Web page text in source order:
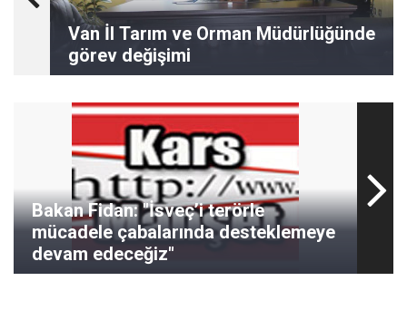
Van İl Tarım ve Orman Müdürlüğünde
görev değişimi
Bakan Fidan: "İsveç’i terörle
mücadele çabalarında desteklemeye
devam edeceğiz"